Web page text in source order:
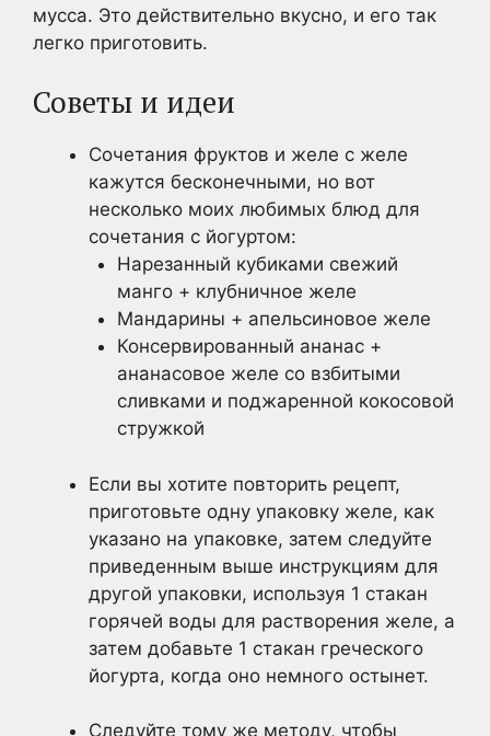
мусса. Это действительно вкусно, и его так
легко приготовить.
Советы и идеи
Сочетания фруктов и желе с желе
кажутся бесконечными, но вот
несколько моих любимых блюд для
сочетания с йогуртом:
Нарезанный кубиками свежий
манго + клубничное желе
Мандарины + апельсиновое желе
Консервированный ананас +
ананасовое желе со взбитыми
сливками и поджаренной кокосовой
стружкой
Если вы хотите повторить рецепт,
приготовьте одну упаковку желе, как
указано на упаковке, затем следуйте
приведенным выше инструкциям для
другой упаковки, используя 1 стакан
горячей воды для растворения желе, а
затем добавьте 1 стакан греческого
йогурта, когда оно немного остынет.
Следуйте тому же методу, чтобы